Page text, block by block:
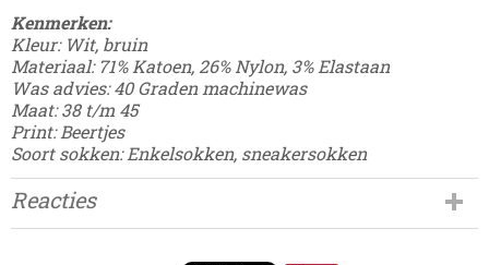
Kenmerken:
Kleur: Wit, bruin
Materiaal: 71% Katoen, 26% Nylon, 3% Elastaan
Was advies: 40 Graden machinewas
Maat: 38 t/m 45
Print: Beertjes
Soort sokken: Enkelsokken, sneakersokken
Reacties